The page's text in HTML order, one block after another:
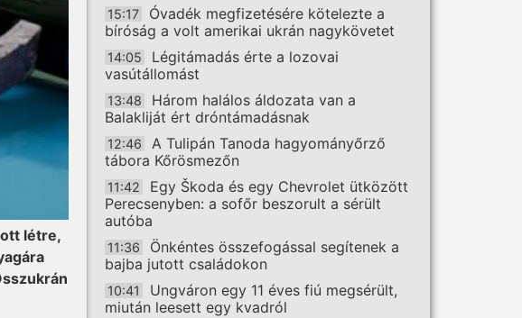
létre,
15:17
Óvadék megfizetésére kötelezte a
bíróság a volt amerikai ukrán nagykövetet
14:05
Légitámadás érte a lozovai
vasútállomást
13:48
Három halálos áldozata van a
Balakliját ért dróntámadásnak
12:46
A Tulipán Tanoda hagyományőrző
tábora Kőrösmezőn
11:42
Egy Škoda és egy Chevrolet ütközött
Perecsenyben: a sofőr beszorult a sérült
autóba
11:36
Önkéntes összefogással segítenek a
bajba jutott családokon
10:41
Ungváron egy 11 éves fiú megsérült,
miután leesett egy kvadról